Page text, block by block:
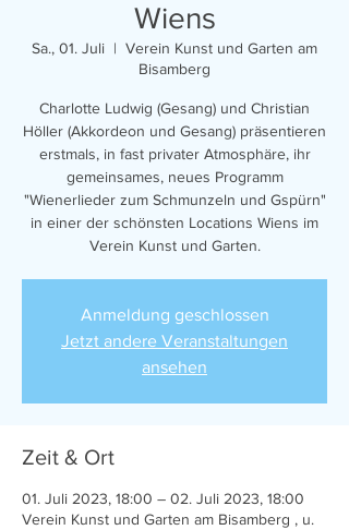
Wiens
Sa., 01. Juli
  |
Verein Kunst und Garten am
Bisamberg
Charlotte Ludwig (Gesang) und Christian
Höller (Akkordeon und Gesang) präsentieren
erstmals, in fast privater Atmosphäre, ihr
gemeinsames, neues Programm
"Wienerlieder zum Schmunzeln und Gspürn"
in einer der schönsten Locations Wiens im
Verein Kunst und Garten.
Anmeldung geschlossen
Jetzt andere Veranstaltungen
ansehen
Zeit & Ort
01. Juli 2023, 18:00 – 02. Juli 2023, 18:00
Verein Kunst und Garten am Bisamberg , u.